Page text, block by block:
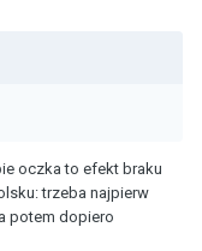
oczka to efekt braku
trzeba najpierw
potem dopiero